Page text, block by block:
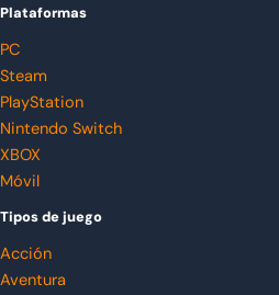
Plataformas
PC
Steam
PlayStation
Nintendo Switch
XBOX
Móvil
Tipos de juego
Acción
Aventura